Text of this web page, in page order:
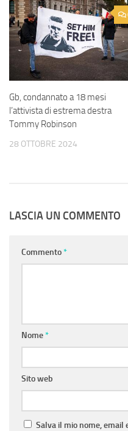
Gb, condannato a 18 mesi
l’attivista di estrema destra
Tommy Robinson
28 OTTOBRE 2024
LASCIA UN COMMENTO
Commento*
Nome*
Sito web
Salva il mio nome,